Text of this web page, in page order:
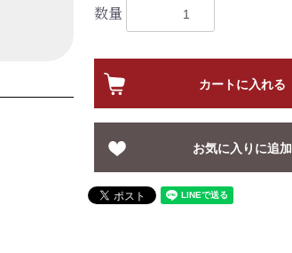
数量
カートに入れる
お気に入りに追加